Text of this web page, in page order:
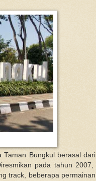
Taman Bungkul berasal dari
pada tahun 2007,
track, beberapa permainan